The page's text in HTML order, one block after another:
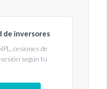
de inversores
cesiones de
según tu